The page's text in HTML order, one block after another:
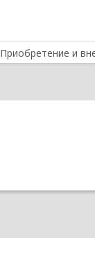
Приобретение и